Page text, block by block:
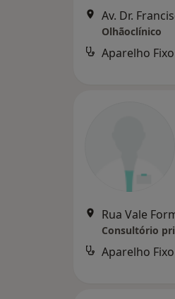
Olhãoclínico
Aparelho Fixo
Consultório
Aparelho Fixo